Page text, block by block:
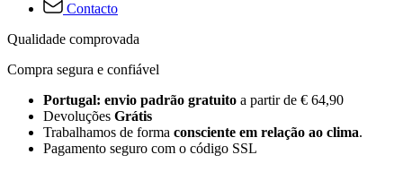
Contacto
Qualidade comprovada
Compra segura e confiável
Portugal: envio padrão gratuito a partir de € 64,90
Devoluções Grátis
Trabalhamos de forma consciente em relação ao clima.
Pagamento seguro com o código SSL